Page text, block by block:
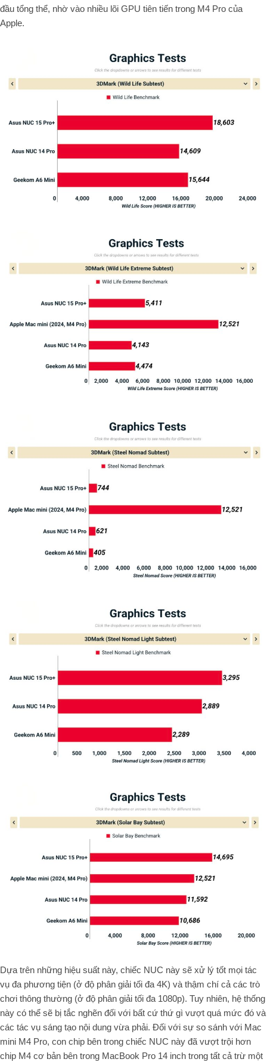
đầu tổng thể, nhờ vào nhiều lõi GPU tiên tiến trong M4 Pro của
Apple.
Dựa trên những hiệu suất này, chiếc NUC này sẽ xử lý tốt mọi tác
vụ đa phương tiện (ở độ phân giải tối đa 4K) và thậm chí cả các trò
chơi thông thường (ở độ phân giải tối đa 1080p). Tuy nhiên, hệ thống
này có thể sẽ bị tắc nghẽn đối với bất cứ thứ gì vượt quá mức đó và
các tác vụ sáng tạo nội dung vừa phải. Đối với sự so sánh với Mac
mini M4 Pro, con chip bên trong chiếc NUC này đã vượt trội hơn
chip M4 cơ bản bên trong MacBook Pro 14 inch trong tất cả trừ một